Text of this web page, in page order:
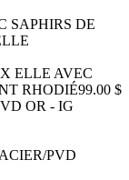
ELLE AVEC
RHODIÉ99.00 $
PVD